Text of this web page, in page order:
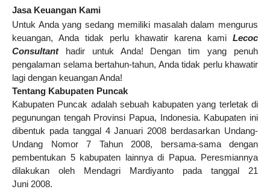
Jasa Keuangan Kami
Untuk Anda yang sedang memiliki masalah dalam mengurus
keuangan, Anda tidak perlu khawatir karena kami Lecoc
Consultant
hadir untuk Anda! Dengan tim yang penuh
pengalaman selama bertahun-tahun, Anda tidak perlu khawatir
lagi dengan keuangan Anda!
Tentang Kabupaten Puncak
Kabupaten Puncak adalah sebuah kabupaten yang terletak di
pegunungan tengah Provinsi Papua, Indonesia. Kabupaten ini
dibentuk pada tanggal 4 Januari 2008 berdasarkan Undang-
Undang Nomor 7 Tahun 2008, bersama-sama dengan
pembentukan 5 kabupaten lainnya di Papua. Peresmiannya
dilakukan oleh Mendagri Mardiyanto pada tanggal 21
Juni 2008.